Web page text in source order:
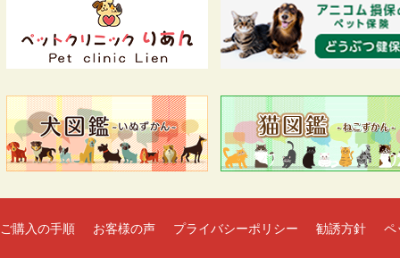
ご購入の手順 お客様の声 プライバシーポリシー 勧誘方針 ペ